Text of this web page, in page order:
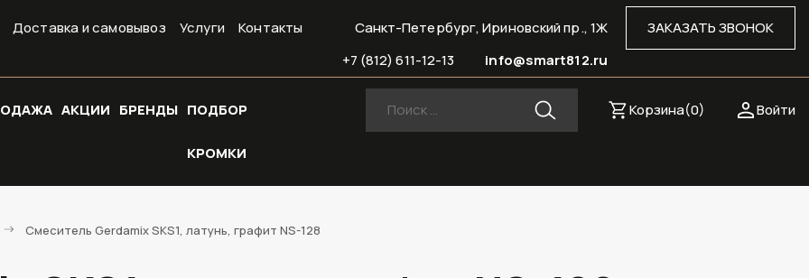
Доставка и самовывоз Услуги Контакты ЗАКАЗАТЬ ЗВОНОК
Санкт-Петербург, Ириновский пр., 1Ж
info@smart812.ru
+7 (812) 611-12-13
АКЦИИ БРЕНДЫ ПОДБОР
КРОМКИ
Войти
Корзина(0)
Смеситель Gerdamix SKS1, латунь, графит NS-128